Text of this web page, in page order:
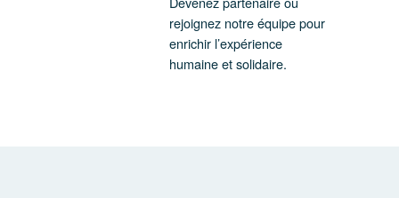
rejoignez notre équipe pour
enrichir l’expérience
humaine et solidaire.